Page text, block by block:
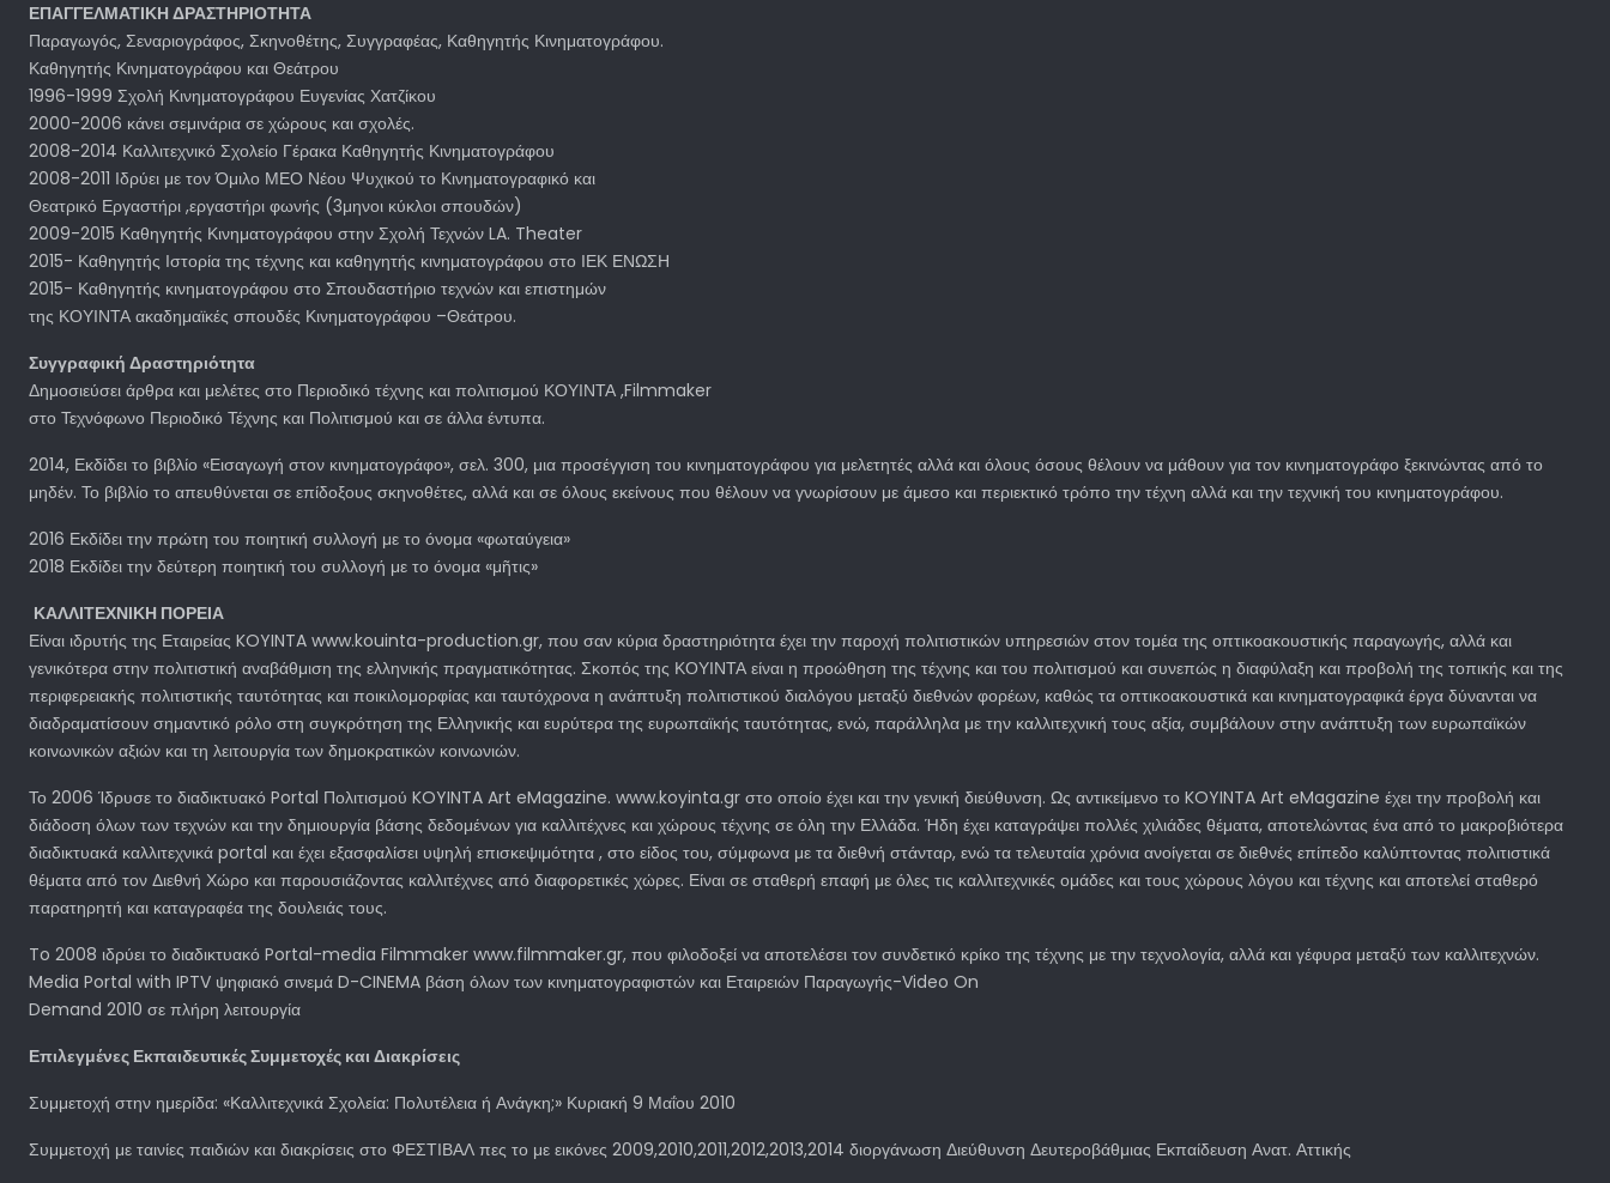
ΕΠΑΓΓΕΛΜΑΤΙΚΗ ΔΡΑΣΤΗΡΙΟΤΗΤΑ
Παραγωγός, Σεναριογράφος, Σκηνοθέτης, Συγγραφέας, Καθηγητής Κινηματογράφου.
Καθηγητής Κινηματογράφου και Θεάτρου
1996-1999 Σχολή Κινηματογράφου Ευγενίας Χατζίκου
2000-2006 κάνει σεμινάρια σε χώρους και σχολές.
2008-2014 Καλλιτεχνικό Σχολείο Γέρακα Καθηγητής Κινηματογράφου
2008-2011 Ιδρύει με τον Όμιλο ΜΕΟ Νέου Ψυχικού το Κινηματογραφικό και
Θεατρικό Εργαστήρι ,εργαστήρι φωνής (3μηνοι κύκλοι σπουδών)
2009-2015 Καθηγητής Κινηματογράφου στην Σχολή Τεχνών LA. Theater
2015- Καθηγητής Ιστορία της τέχνης και καθηγητής κινηματογράφου στο ΙΕΚ ΕΝΩΣΗ
2015- Καθηγητής κινηματογράφου στο Σπουδαστήριο τεχνών και επιστημών
της ΚΟΥΙΝΤΑ ακαδημαϊκές σπουδές Κινηματογράφου –Θεάτρου.
Συγγραφική Δραστηριότητα
Δημοσιεύσει άρθρα και μελέτες στο Περιοδικό τέχνης και πολιτισμού ΚΟΥΙΝΤΑ ,Filmmaker
στο Τεχνόφωνο Περιοδικό Τέχνης και Πολιτισμού και σε άλλα έντυπα.
2014, Εκδίδει το βιβλίο «Εισαγωγή στον κινηματογράφο», σελ. 300, μια προσέγγιση του κινηματογράφου για μελετητές αλλά και όλους όσους θέλουν να μάθουν για τον κινηματογράφο ξεκινώντας από το
μηδέν. Το βιβλίο το απευθύνεται σε επίδοξους σκηνοθέτες, αλλά και σε όλους εκείνους που θέλουν να γνωρίσουν με άμεσο και περιεκτικό τρόπο την τέχνη αλλά και την τεχνική του κινηματογράφου.
2016 Εκδίδει την πρώτη του ποιητική συλλογή με το όνομα «φωταύγεια»
2018 Εκδίδει την δεύτερη ποιητική του συλλογή με το όνομα «μῆτις»
ΚΑΛΛΙΤΕΧΝΙΚΗ ΠΟΡΕΙΑ
Είναι ιδρυτής της Εταιρείας KOYINTA www.kouinta-production.gr, που σαν κύρια δραστηριότητα έχει την παροχή πολιτιστικών υπηρεσιών στον τομέα της οπτικοακουστικής παραγωγής, αλλά και
γενικότερα στην πολιτιστική αναβάθμιση της ελληνικής πραγματικότητας. Σκοπός της ΚΟΥΙΝΤΑ είναι η προώθηση της τέχνης και του πολιτισμού και συνεπώς η διαφύλαξη και προβολή της τοπικής και της
περιφερειακής πολιτιστικής ταυτότητας και ποικιλομορφίας και ταυτόχρονα η ανάπτυξη πολιτιστικού διαλόγου μεταξύ διεθνών φορέων, καθώς τα οπτικοακουστικά και κινηματογραφικά έργα δύνανται να
διαδραματίσουν σημαντικό ρόλο στη συγκρότηση της Ελληνικής και ευρύτερα της ευρωπαϊκής ταυτότητας, ενώ, παράλληλα με την καλλιτεχνική τους αξία, συμβάλουν στην ανάπτυξη των ευρωπαϊκών
κοινωνικών αξιών και τη λειτουργία των δημοκρατικών κοινωνιών.
Το 2006 Ίδρυσε το διαδικτυακό Portal Πολιτισμού KOYINTA Art eMagazine. www.koyinta.gr στο οποίο έχει και την γενική διεύθυνση. Ως αντικείμενο το KOYINTA Art eMagazine έχει την προβολή και
διάδοση όλων των τεχνών και την δημιουργία βάσης δεδομένων για καλλιτέχνες και χώρους τέχνης σε όλη την Ελλάδα. Ήδη έχει καταγράψει πολλές χιλιάδες θέματα, αποτελώντας ένα από το μακροβιότερα
διαδικτυακά καλλιτεχνικά portal και έχει εξασφαλίσει υψηλή επισκεψιμότητα , στο είδος του, σύμφωνα με τα διεθνή στάνταρ, ενώ τα τελευταία χρόνια ανοίγεται σε διεθνές επίπεδο καλύπτοντας πολιτιστικά
θέματα από τον Διεθνή Χώρο και παρουσιάζοντας καλλιτέχνες από διαφορετικές χώρες. Είναι σε σταθερή επαφή με όλες τις καλλιτεχνικές ομάδες και τους χώρους λόγου και τέχνης και αποτελεί σταθερό
παρατηρητή και καταγραφέα της δουλειάς τους.
To 2008 ιδρύει το διαδικτυακό Portal-media Filmmaker www.filmmaker.gr, που φιλοδοξεί να αποτελέσει τον συνδετικό κρίκο της τέχνης με την τεχνολογία, αλλά και γέφυρα μεταξύ των καλλιτεχνών.
Media Portal with IPTV ψηφιακό σινεμά D-CINEMA βάση όλων των κινηματογραφιστών και Εταιρειών Παραγωγής-Video On
Demand 2010 σε πλήρη λειτουργία
Επιλεγμένες Εκπαιδευτικές Συμμετοχές και Διακρίσεις
Συμμετοχή στην ημερίδα: «Καλλιτεχνικά Σχολεία: Πολυτέλεια ή Ανάγκη;» Κυριακή 9 Μαΐου 2010
Συμμετοχή με ταινίες παιδιών και διακρίσεις στο ΦΕΣΤΙΒΑΛ πες το με εικόνες 2009,2010,2011,2012,2013,2014 διοργάνωση Διεύθυνση Δευτεροβάθμιας Εκπαίδευση Ανατ. Αττικής